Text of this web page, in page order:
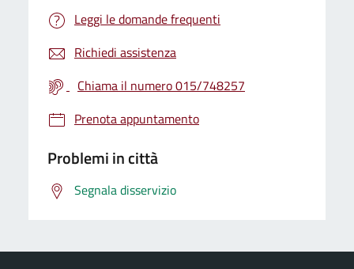
Leggi le domande frequenti
Richiedi assistenza
Chiama il numero 015/748257
Prenota appuntamento
Problemi in città
Segnala disservizio